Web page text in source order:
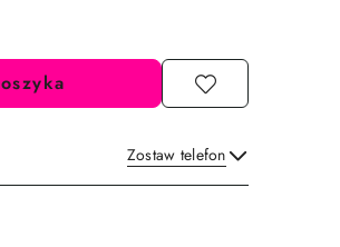
Zostaw telefon
Wyślij